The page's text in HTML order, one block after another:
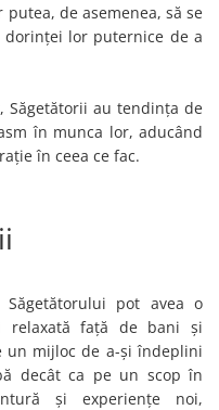
de asemenea, să se
dorinței lor puternice de a
Săgetătorii au tendința de
în munca lor, aducând
în ceea ce fac.
Săgetătorului pot avea o
relaxată față de bani și
un mijloc de a-și îndeplini
decât ca pe un scop în
și experiențe noi,